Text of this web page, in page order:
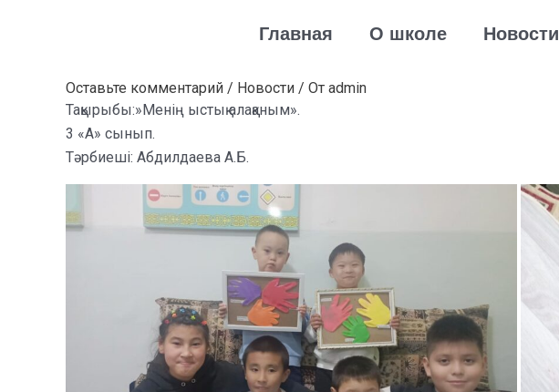
Главная О школе Новости
Оставьте комментарий / Новости / От admin
Тақырыбы:»Менің ыстық алақаным».
3 «А» сынып.
Тәрбиеші: Абдилдаева А.Б.